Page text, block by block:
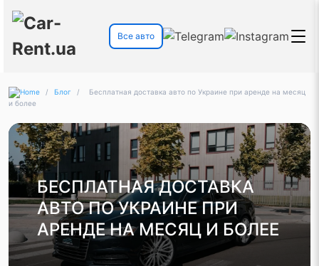
Все авто
/ Блог /
Бесплатная доставка авто по Украине при аренде на месяц
и более
БЕСПЛАТНАЯ ДОСТАВКА
АВТО ПО УКРАИНЕ ПРИ
АРЕНДЕ НА МЕСЯЦ И БОЛЕЕ